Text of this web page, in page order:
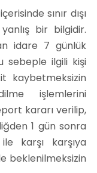
sınır dışı
bir bilgidir.
idare 7 günlük
sebeple ilgili kişi
kaybetmeksizin
işlemlerini
kararı verilip,
1 gün sonra
karşı karşıya
beklenilmeksizin